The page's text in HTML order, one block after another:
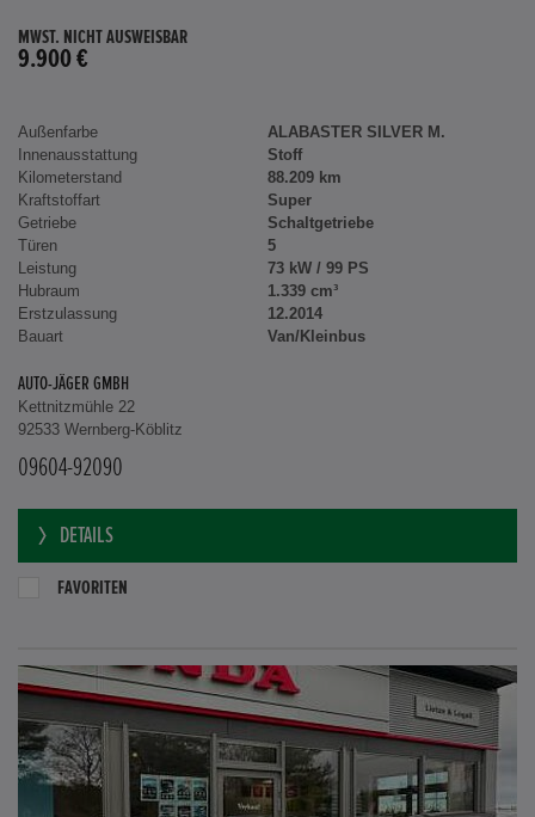
MWST. NICHT AUSWEISBAR
9.900 €
Außenfarbe
ALABASTER SILVER M.
Innenausstattung
Stoff
Kilometerstand
88.209 km
Kraftstoffart
Super
Getriebe
Schaltgetriebe
Türen
5
Leistung
73 kW / 99 PS
Hubraum
1.339 cm³
Erstzulassung
12.2014
Bauart
Van/Kleinbus
AUTO-JÄGER GMBH
Kettnitzmühle 22
92533 Wernberg-Köblitz
09604-92090
DETAILS
FAVORITEN